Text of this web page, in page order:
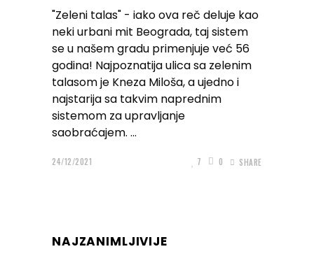
"Zeleni talas" - iako ova reč deluje kao
neki urbani mit Beograda, taj sistem
se u našem gradu primenjuje već 56
godina! Najpoznatija ulica sa zelenim
talasom je Kneza Miloša, a ujedno i
najstarija sa takvim naprednim
sistemom za upravljanje
saobraćajem.
24/12/2021 7 0 SHARE
NAJZANIMLJIVIJE